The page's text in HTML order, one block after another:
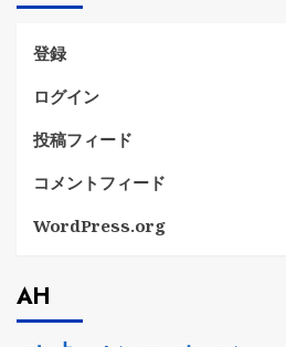
ー
登録
ログイン
投稿フィード
コメントフィード
WordPress.org
AH